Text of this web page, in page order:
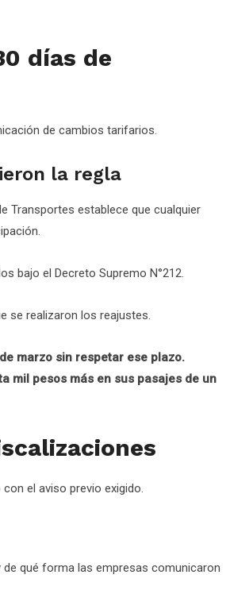
días de
de cambios tarifarios.
la regla
Transportes establece que cualquier
bajo el Decreto Supremo N°212.
se realizaron los reajustes.
marzo sin respetar ese plazo.
mil pesos más en sus pasajes de un
el aviso previo exigido.
qué forma las empresas comunicaron